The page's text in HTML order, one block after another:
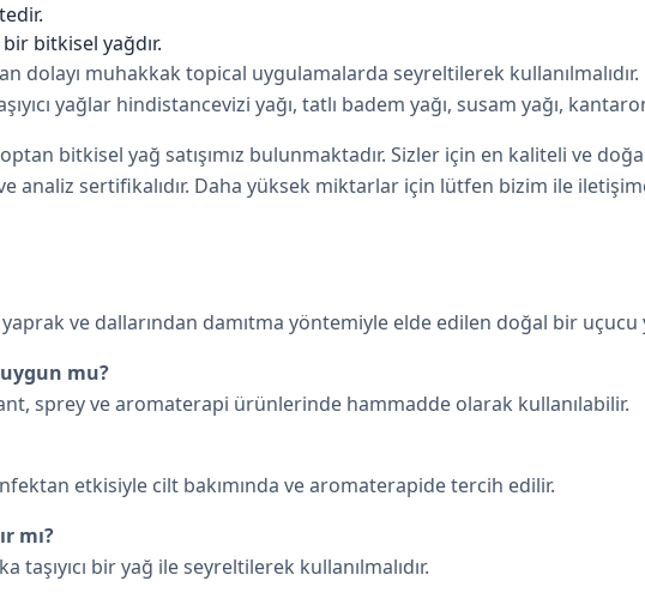
bitkisel yağdır.
dolayı muhakkak topical uygulamalarda seyreltilerek
yağlar hindistancevizi yağı, tatlı badem yağı, susam yağı,
bitkisel yağ satışımız bulunmaktadır. Sizler için en kaliteli ve
analiz sertifikalıdır. Daha yüksek miktarlar için lütfen bizim ile
ve dallarından damıtma yöntemiyle elde edilen doğal bir uçucu
mu?
sprey ve aromaterapi ürünlerinde hammadde olarak kullanılabilir.
etkisiyle cilt bakımında ve aromaterapide tercih edilir.
mı?
taşıyıcı bir yağ ile seyreltilerek kullanılmalıdır.